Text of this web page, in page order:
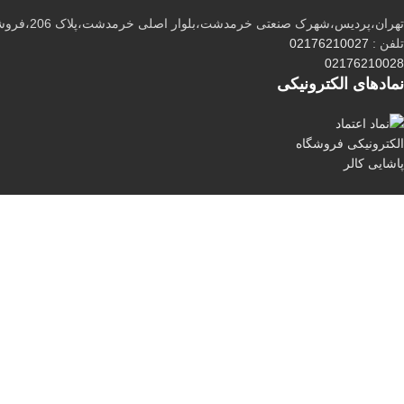
تهران،پردیس،شهرک صنعتی خرمدشت،بلوار اصلی خرمدشت،پلاک 206،فروشگاه رنگ پاشایی
تلفن : 02176210027
02176210028
نماد‌های الکترونیکی